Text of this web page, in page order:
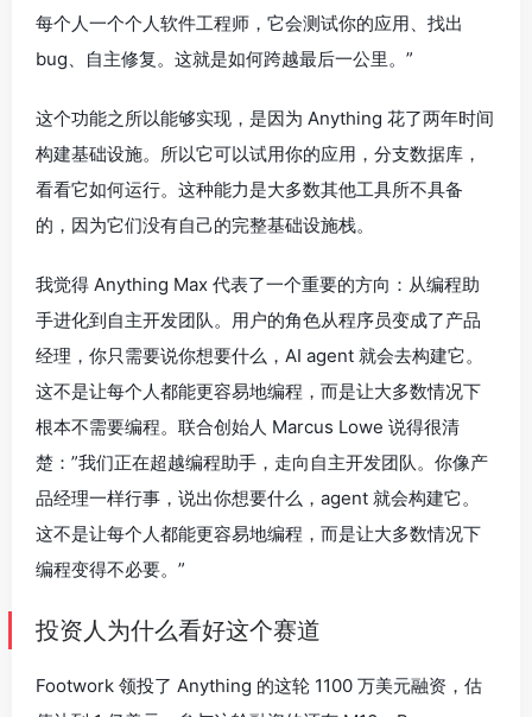
每个人一个个人软件工程师，它会测试你的应用、找出
bug、自主修复。这就是如何跨越最后一公里。”
这个功能之所以能够实现，是因为 Anything 花了两年时间
构建基础设施。所以它可以试用你的应用，分支数据库，
看看它如何运行。这种能力是大多数其他工具所不具备
的，因为它们没有自己的完整基础设施栈。
我觉得 Anything Max 代表了一个重要的方向：从编程助
手进化到自主开发团队。用户的角色从程序员变成了产品
经理，你只需要说你想要什么，AI agent 就会去构建它。
这不是让每个人都能更容易地编程，而是让大多数情况下
根本不需要编程。联合创始人 Marcus Lowe 说得很清
楚：”我们正在超越编程助手，走向自主开发团队。你像产
品经理一样行事，说出你想要什么，agent 就会构建它。
这不是让每个人都能更容易地编程，而是让大多数情况下
编程变得不必要。”
投资人为什么看好这个赛道
Footwork 领投了 Anything 的这轮 1100 万美元融资，估